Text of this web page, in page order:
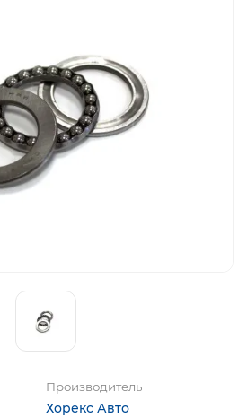
Производитель
Хорекс Авто